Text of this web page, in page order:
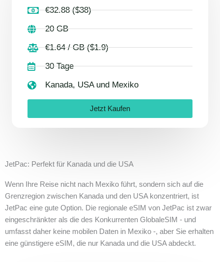
€32.88 ($38)
20 GB
€1.64 / GB ($1.9)
30 Tage
Kanada, USA und Mexiko
Jetzt Kaufen
JetPac: Perfekt für Kanada und die USA
Wenn Ihre Reise nicht nach Mexiko führt, sondern sich auf die
Grenzregion zwischen Kanada und den USA konzentriert, ist
JetPac eine gute Option. Die regionale eSIM von JetPac ist zwar
eingeschränkter als die des Konkurrenten GlobaleSIM - und
umfasst daher keine mobilen Daten in Mexiko -, aber Sie erhalten
eine günstigere eSIM, die nur Kanada und die USA abdeckt.